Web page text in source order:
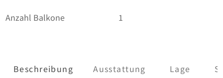
Anzahl Balkone
1
Beschreibung Ausstattung Lage